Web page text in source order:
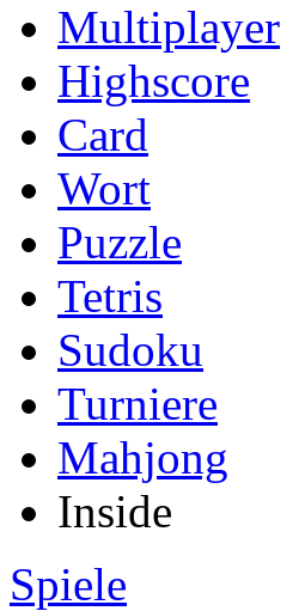
Multiplayer
Highscore
Card
Wort
Puzzle
Tetris
Sudoku
Turniere
Mahjong
Inside
Spiele